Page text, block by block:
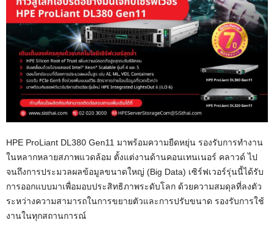
HPE ProLiant DL380 Gen11 มาพร้อมความยืดหยุ่น รองรับการทำงาน
ในหลากหลายสภาพแวดล้อม ตั้งแต่งานด้านคอนเทนเนอร์ คลาวด์ ไป
จนถึงการประมวลผลข้อมูลขนาดใหญ่ (Big Data) เซิร์ฟเวอร์รุ่นนี้ได้รับ
การออกแบบมาเพื่อมอบประสิทธิภาพระดับโลก ด้วยความสมดุลที่ลงตัว
ระหว่างความสามารถในการขยายตัวและการปรับขนาด รองรับการใช้
งานในทุกสถานการณ์